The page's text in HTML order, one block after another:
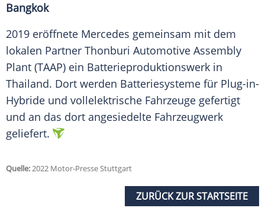
Bangkok
2019 eröffnete Mercedes gemeinsam mit dem
lokalen Partner Thonburi Automotive Assembly
Plant (TAAP) ein Batterieproduktionswerk in
Thailand. Dort werden Batteriesysteme für Plug-in-
Hybride und vollelektrische Fahrzeuge gefertigt
und an das dort angesiedelte Fahrzeugwerk
geliefert.
Quelle:2022 Motor-Presse Stuttgart
ZURÜCK ZUR STARTSEITE